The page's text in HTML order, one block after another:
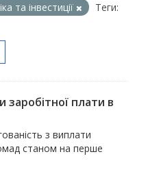
та інвестиції
Теги:
заробітної плати в
з виплати
станом на перше